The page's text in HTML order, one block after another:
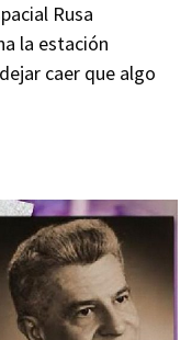
Rusa
la estación
caer que algo